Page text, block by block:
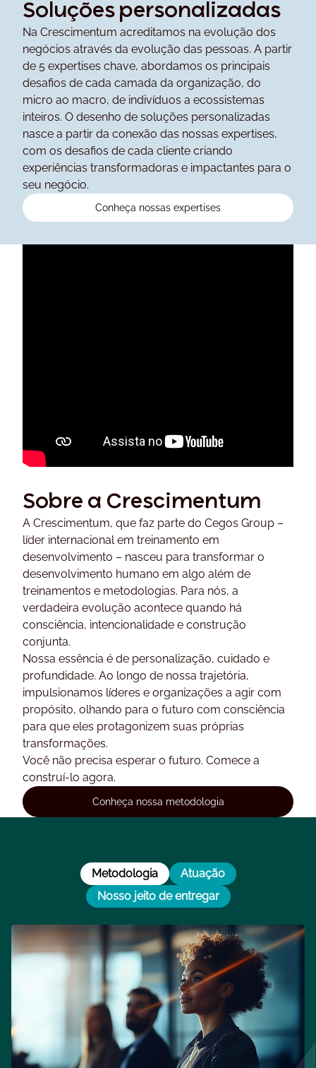
Soluções personalizadas
Na Crescimentum acreditamos na evolução dos
negócios através da evolução das pessoas. A partir
de 5 expertises chave, abordamos os principais
desafios de cada camada da organização, do
micro ao macro, de indivíduos a ecossistemas
inteiros. O desenho de soluções personalizadas
nasce a partir da conexão das nossas expertises,
com os desafios de cada cliente criando
experiências transformadoras e impactantes para o
seu negócio.
Conheça nossas expertises
Sobre a Crescimentum
A Crescimentum, que faz parte do Cegos Group –
líder internacional em treinamento em
desenvolvimento – nasceu para transformar o
desenvolvimento humano em algo além de
treinamentos e metodologias. Para nós, a
verdadeira evolução acontece quando há
consciência, intencionalidade e construção
conjunta.
Nossa essência é de personalização, cuidado e
profundidade. Ao longo de nossa trajetória,
impulsionamos líderes e organizações a agir com
propósito, olhando para o futuro com consciência
para que eles protagonizem suas próprias
transformações.
Você não precisa esperar o futuro. Comece a
construí-lo agora.
Conheça nossa metodologia
Metodologia
Atuação
Nosso jeito de entregar